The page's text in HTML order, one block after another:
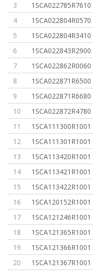
3
1SCA022785R7610
4
1SCA022804R0570
5
1SCA022804R3410
6
1SCA022843R2900
7
1SCA022862R0060
8
1SCA022871R6500
9
1SCA022871R6680
10
1SCA022872R4780
11
1SCA111300R1001
12
1SCA111301R1001
13
1SCA113420R1001
14
1SCA113421R1001
15
1SCA113422R1001
16
1SCA120152R1001
17
1SCA121246R1001
18
1SCA121365R1001
19
1SCA121366R1001
20
1SCA121367R1001